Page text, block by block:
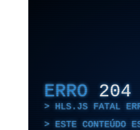
ERRO 204
HLS.JS FATAL
ESTE CONTEÚDO